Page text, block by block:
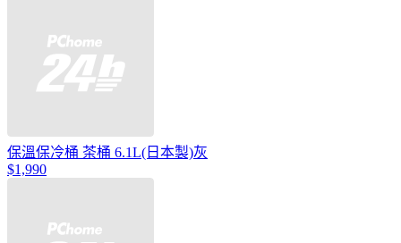
保溫保冷桶 茶桶 6.1L(日本製)灰
$1,990